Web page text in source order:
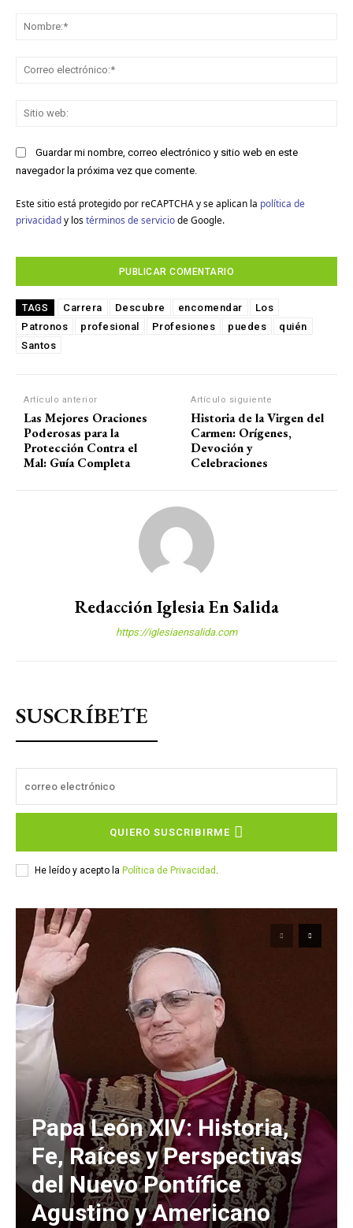
Guardar mi nombre, correo electrónico y sitio web en este
navegador la próxima vez que comente.
Este sitio está protegido por reCAPTCHA y se aplican la política de
privacidady los términos de serviciode Google.
TAGS Carrera Descubre encomendar
Los
Patronos
profesional Profesiones puedes
quién
Santos
Artículo anterior
Las Mejores Oraciones
Poderosas para la
Protección Contra el
Mal: Guía Completa
Artículo siguiente
Historia de la Virgen del
Carmen: Orígenes,
Devoción y
Celebraciones
Redacción Iglesia En Salida
https://iglesiaensalida.com
SUSCRÍBETE
QUIERO SUSCRIBIRME
He leído y acepto la Política de Privacidad
Papa León XIV: Historia,
Fe, Raíces y Perspectivas
del Nuevo Pontífice
Agustino y Americano